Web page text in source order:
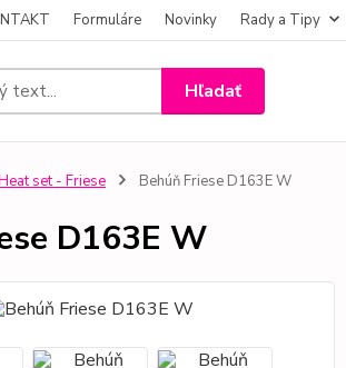
Formuláre Novinky Rady a Tipy
Hľadať
set - Friese Behúň Friese D163E W
D163E W